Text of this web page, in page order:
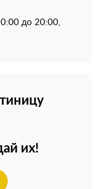
до 20:00,
их!